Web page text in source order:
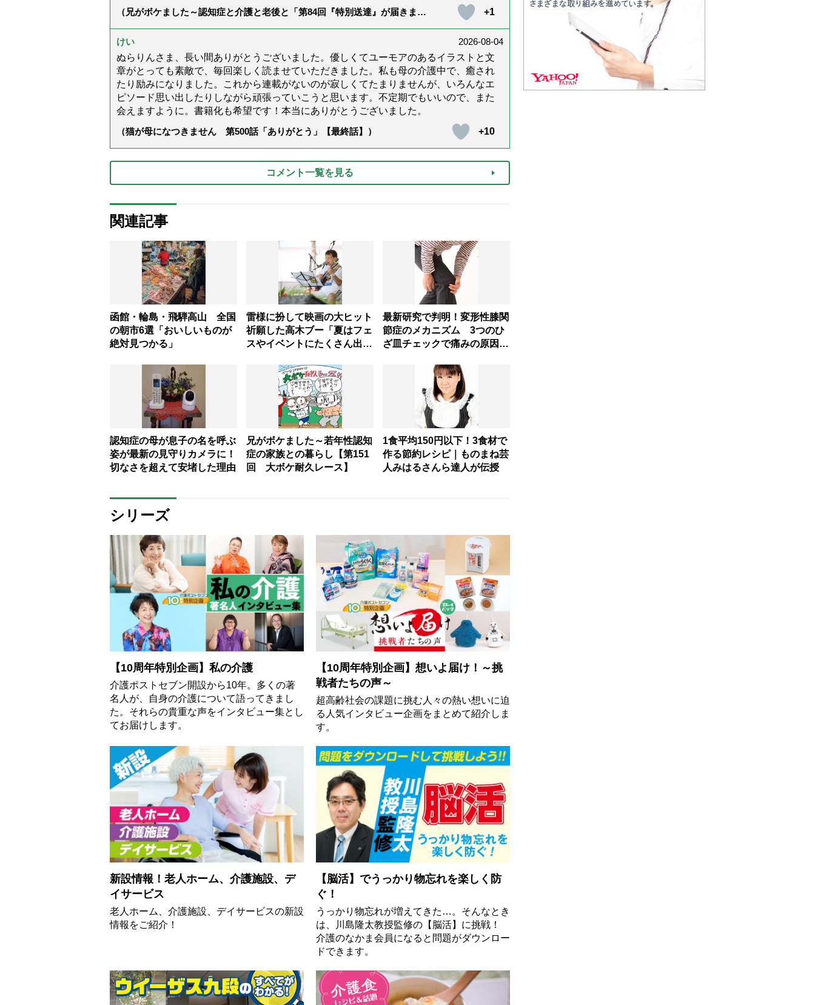
（兄がボケました～認知症と介護と老後と「第84回『特別送達』が届きまし
+1
けい
2026-08-04
ぬらりんさま、長い間ありがとうございました。優しくてユーモアのあるイラストと文
章がとっても素敵で、毎回楽しく読ませていただきました。私も母の介護中で、癒され
たり励みになりました。これから連載がないのが寂しくてたまりませんが、いろんなエ
ピソード思い出したりしながら頑張っていこうと思います。不定期でもいいので、また
会えますように。書籍化も希望です！本当にありがとうございました。
（猫が母になつきません 第500話「ありがとう」【最終話】）
+10
コメント一覧を見る
関連記事
函館・輪島・飛騨高山 全国
の朝市6選「おいしいものが
絶対見つかる」
雷様に扮して映画の大ヒット
祈願した高木ブー「夏はフェ
スやイベントにたくさん出演
最新研究で判明！変形性膝関
節症のメカニズム 3つのひ
ざ皿チェックで痛みの原因を
認知症の母が息子の名を呼ぶ
姿が最新の見守りカメラに！
切なさを超えて安堵した理由
兄がボケました～若年性認知
症の家族との暮らし【第151
回 大ボケ耐久レース】
1食平均150円以下！3食材で
作る節約レシピ｜ものまね芸
人みはるさんら達人が伝授
シリーズ
【10周年特別企画】私の介護
介護ポストセブン開設から10年。多くの著
名人が、自身の介護について語ってきまし
た。それらの貴重な声をインタビュー集とし
てお届けします。
【10周年特別企画】想いよ届け！～挑
戦者たちの声～
超高齢社会の課題に挑む人々の熱い想いに迫
る人気インタビュー企画をまとめて紹介しま
す。
新設情報！老人ホーム、介護施設、デ
イサービス
老人ホーム、介護施設、デイサービスの新設
情報をご紹介！
【脳活】でうっかり物忘れを楽しく防
ぐ！
うっかり物忘れが増えてきた…。そんなとき
は、川島隆太教授監修の【脳活】に挑戦！
介護のなかま会員になると問題がダウンロー
ドできます。